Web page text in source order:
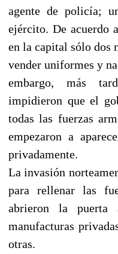
agente de policía;
ejército. De acuerdo
en la capital sólo dos
vender uniformes y
embargo, más
impidieron que el
todas las fuerzas
empezaron a
privadamente.
La invasión
para rellenar las
abrieron la puerta
manufacturas
otras.